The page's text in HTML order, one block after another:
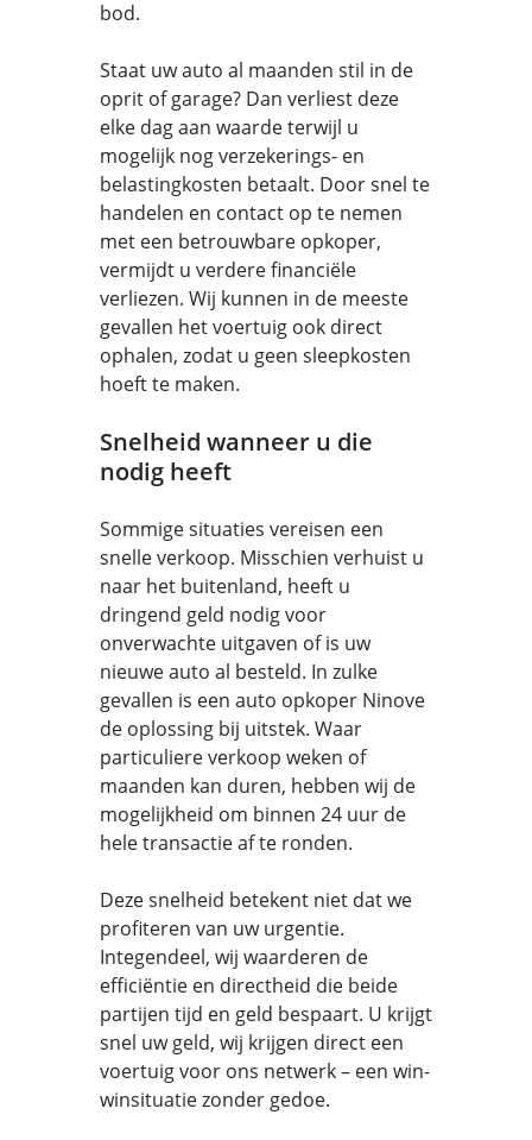
bod.
Staat uw auto al maanden stil in de
oprit of garage? Dan verliest deze
elke dag aan waarde terwijl u
mogelijk nog verzekerings- en
belastingkosten betaalt. Door snel te
handelen en contact op te nemen
met een betrouwbare opkoper,
vermijdt u verdere financiële
verliezen. Wij kunnen in de meeste
gevallen het voertuig ook direct
ophalen, zodat u geen sleepkosten
hoeft te maken.
Snelheid wanneer u die
nodig heeft
Sommige situaties vereisen een
snelle verkoop. Misschien verhuist u
naar het buitenland, heeft u
dringend geld nodig voor
onverwachte uitgaven of is uw
nieuwe auto al besteld. In zulke
gevallen is een auto opkoper Ninove
de oplossing bij uitstek. Waar
particuliere verkoop weken of
maanden kan duren, hebben wij de
mogelijkheid om binnen 24 uur de
hele transactie af te ronden.
Deze snelheid betekent niet dat we
profiteren van uw urgentie.
Integendeel, wij waarderen de
efficiëntie en directheid die beide
partijen tijd en geld bespaart. U krijgt
snel uw geld, wij krijgen direct een
voertuig voor ons netwerk – een win-
winsituatie zonder gedoe.